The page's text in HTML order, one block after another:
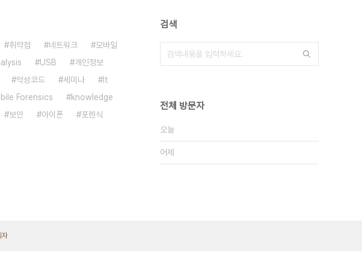
취약점 네트워크
모바일
USB
개인정보
악성코드 세미나
It
Forensics
knowledge
보안 아이폰
포렌식
검색
전체 방문자
오늘
어제
자